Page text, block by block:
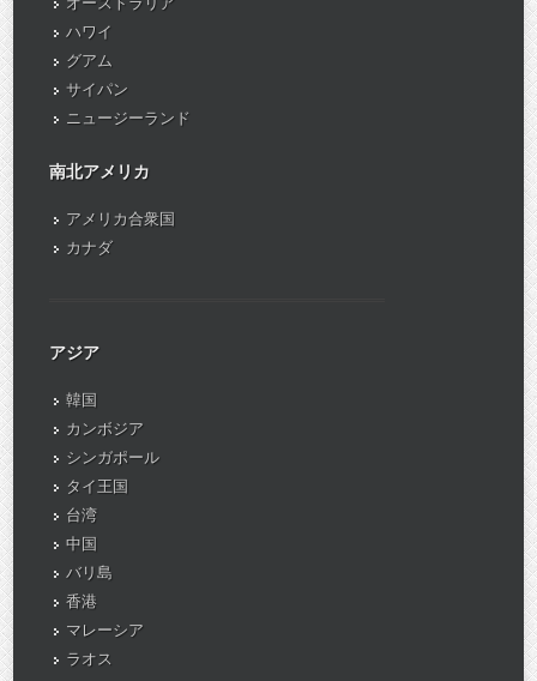
ハワイ
グアム
サイパン
ニュージーランド
南北アメリカ
アメリカ合衆国
カナダ
アジア
韓国
カンボジア
シンガポール
タイ王国
台湾
中国
バリ島
香港
マレーシア
ラオス